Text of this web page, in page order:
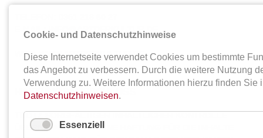
E-MAIL:INFO@ARTDERKULTUR.DE
WEB:WWW.ARTDERKULTUR.DE
HAFTUNGSAUSSCHLUSS
TROTZ SORGFÄLTIGER INHALTLICHER KONTROLLE
ÜBERNEHMEN WIR KEINE HAFTUNG FÜR DIE INHALTE
Cookie- und Datenschutzhinweise
Diese Internetseite verwendet Cookies um bestimmte
das Angebot zu verbessern. Durch die weitere Nutzung
Verwendung zu. Weitere Informationen hierzu finden Sie
Datenschutzhinweisen.
Essenziell